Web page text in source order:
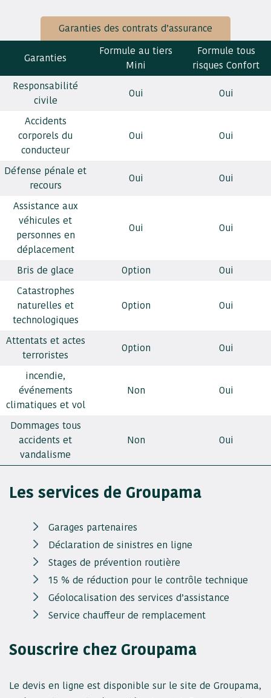
Garanties des contrats d’assurance
Garanties
Formule au tiers
Mini
Formule tous
risques Confort
Responsabilité
civile
Oui
Oui
Accidents
corporels du
conducteur
Oui Oui
Défense pénale et
recours
Oui
Oui
Assistance aux
véhicules et
personnes en
déplacement
Oui Oui
Bris de glace Option
Oui
Catastrophes
naturelles et
technologiques
Option Oui
Attentats et actes
terroristes
Option
Oui
incendie,
événements
climatiques et vol
Non Oui
Dommages tous
accidents et
vandalisme
Non Oui
Les services de Groupama
Garages partenaires
Déclaration de sinistres en ligne
Stages de prévention routière
15 % de réduction pour le contrôle technique
Géolocalisation des services d’assistance
Service chauffeur de remplacement
Souscrire chez Groupama
Le devis en ligne est disponible sur le site de Groupama,